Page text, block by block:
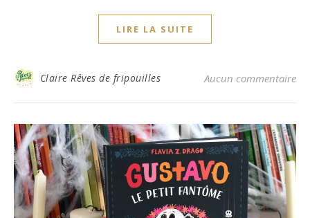
LIRE LA SUITE
Claire Rêves de fripouilles Aucun commentaire